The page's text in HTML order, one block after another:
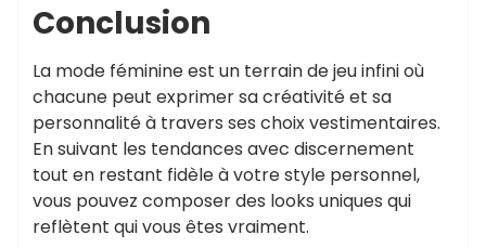
Conclusion
La mode féminine est un terrain de jeu infini où
chacune peut exprimer sa créativité et sa
personnalité à travers ses choix vestimentaires.
En suivant les tendances avec discernement
tout en restant fidèle à votre style personnel,
vous pouvez composer des looks uniques qui
reflètent qui vous êtes vraiment.